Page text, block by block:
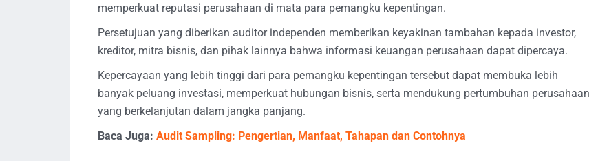
memperkuat reputasi perusahaan di mata para pemangku kepentingan.
Persetujuan yang diberikan auditor independen memberikan keyakinan tambahan kepada investor,
kreditor, mitra bisnis, dan pihak lainnya bahwa informasi keuangan perusahaan dapat dipercaya.
Kepercayaan yang lebih tinggi dari para pemangku kepentingan tersebut dapat membuka lebih
banyak peluang investasi, memperkuat hubungan bisnis, serta mendukung pertumbuhan perusahaan
yang berkelanjutan dalam jangka panjang.
Baca Juga: Audit Sampling: Pengertian, Manfaat, Tahapan dan Contohnya